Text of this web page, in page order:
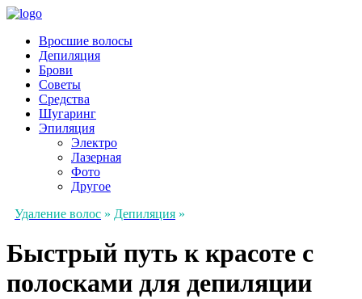
Вросшие волосы
Депиляция
Брови
Советы
Средства
Шугаринг
Эпиляция
Электро
Лазерная
Фото
Другое
Удаление волос » Депиляция »
Быстрый путь к красоте с
полосками для депиляции